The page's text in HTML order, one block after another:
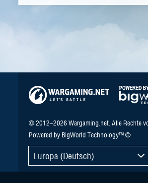
© 2012–2026 Wargaming.net. Alle Rechte
Powered by BigWorld Technology™ ©
Europa (Deutsch)